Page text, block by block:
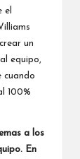
el
un
equipo,
cuando
100%
a los
En